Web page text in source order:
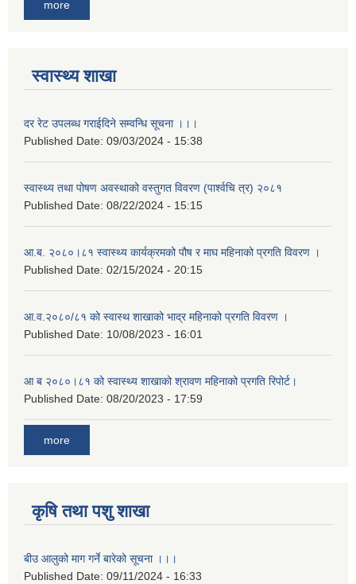
more
स्वास्थ्य शाखा
दर रेट उपलब्ध गराईदिने सम्वन्धि सूचना ।।।
Published Date: 09/03/2024 - 15:38
स्वास्थ्य तथा पोषण अवस्थाको वस्तुगत विवरण (पार्श्वचि त्र) २०८१
Published Date: 08/22/2024 - 15:15
आ.ब. २०८०।८१ स्वास्थ्य कार्यक्रमको पौष र माघ महिनाको प्रगति विवरण ।
Published Date: 02/15/2024 - 20:15
आ.व.२०८०/८१ को स्वास्थ शाखाको भाद्र महिनाको प्रगति विवरण ।
Published Date: 10/08/2023 - 16:01
आ ब २०८०।८१ को स्वास्थ्य शाखाको श्रावण महिनाको प्रगति रिपोर्ट।
Published Date: 08/20/2023 - 17:59
more
कृषि तथा पशु शाखा
बीउ आलुको माग गर्ने बारेको सूचना ।।।
Published Date: 09/11/2024 - 16:33